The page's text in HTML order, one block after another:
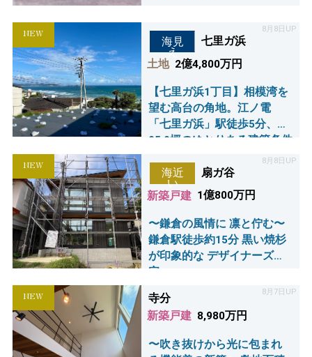
NEW 8月8日UP
海見
え
七里ガ浜
土地 2億4,800万円
【七里ガ浜1丁目】相模湾を
望む高台の角地。江ノ電
「七里ガ浜」駅徒歩5分、約
95.9坪のゆとりある建築条件
なし売地。 日当たりと開放
感あふれるロケーションで
憧れの湘南ライフを叶えま
す。
NEW 8月8日UP
海近
い
扇ガ谷
新築戸建 1億800万円
〜鎌倉の風情に 凛と佇む〜
鎌倉駅徒歩約15分 黒い焼杉
が印象的な デザイナーズ邸
宅
NEW 8月7日UP
寺分
新築戸建 8,980万円
〜吹き抜けから光に包まれ